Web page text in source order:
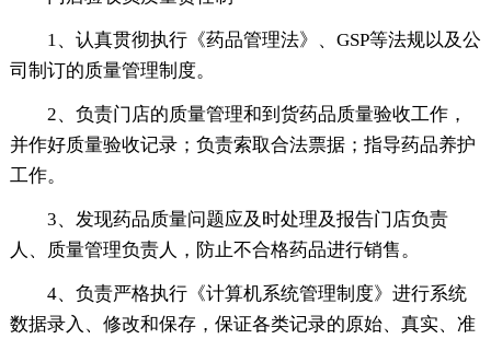
1、认真贯彻执行《药品管理法》、GSP等法规以及公
司制订的质量管理制度。
2、负责门店的质量管理和到货药品质量验收工作，
并作好质量验收记录；负责索取合法票据；指导药品养护
工作。
3、发现药品质量问题应及时处理及报告门店负责
人、质量管理负责人，防止不合格药品进行销售。
4、负责严格执行《计算机系统管理制度》进行系统
数据录入、修改和保存，保证各类记录的原始、真实、准